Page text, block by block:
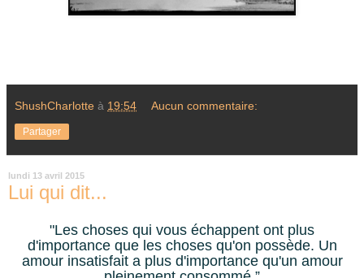
ShushCharlotte à 19:54 Aucun commentaire:
Partager
lundi 13 avril 2015
Lui qui dit...
"Les choses qui vous échappent ont plus
d'importance que les choses qu'on possède. Un
amour insatisfait a plus d'importance qu'un amour